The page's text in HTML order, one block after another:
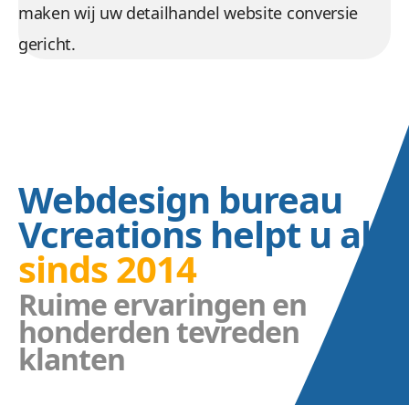
maken wij uw detailhandel website conversie
gericht.
Webdesign bureau
Vcreations helpt u al
sinds 2014
Ruime ervaringen en
honderden tevreden
klanten